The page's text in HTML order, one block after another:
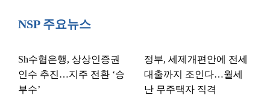
NSP 주요뉴스
Sh수협은행, 상상인증권
인수 추진…지주 전환 ‘승
부수’
정부, 세제개편안에 전세
대출까지 조인다…월세
난 무주택자 직격